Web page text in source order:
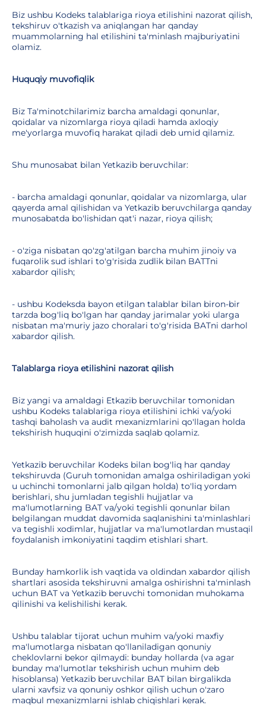
Biz ushbu Kodeks talablariga rioya etilishini nazorat qilish,
tekshiruv o'tkazish va aniqlangan har qanday
muammolarning hal etilishini ta'minlash majburiyatini
olamiz.
Huquqiy muvofiqlik
Biz Ta'minotchilarimiz barcha amaldagi qonunlar,
qoidalar va nizomlarga rioya qiladi hamda axloqiy
me'yorlarga muvofiq harakat qiladi deb umid qilamiz.
Shu munosabat bilan Yetkazib beruvchilar:
- barcha amaldagi qonunlar, qoidalar va nizomlarga, ular
qayerda amal qilishidan va Yetkazib beruvchilarga qanday
munosabatda bo'lishidan qat'i nazar, rioya qilish;
- o'ziga nisbatan qo'zg'atilgan barcha muhim jinoiy va
fuqarolik sud ishlari to'g'risida zudlik bilan BATTni
xabardor qilish;
- ushbu Kodeksda bayon etilgan talablar bilan biron-bir
tarzda bog'liq bo'lgan har qanday jarimalar yoki ularga
nisbatan ma'muriy jazo choralari to'g'risida BATni darhol
xabardor qilish.
Talablarga rioya etilishini nazorat qilish
Biz yangi va amaldagi Etkazib beruvchilar tomonidan
ushbu Kodeks talablariga rioya etilishini ichki va/yoki
tashqi baholash va audit mexanizmlarini qo'llagan holda
tekshirish huquqini o'zimizda saqlab qolamiz.
Yetkazib beruvchilar Kodeks bilan bog'liq har qanday
tekshiruvda (Guruh tomonidan amalga oshiriladigan yoki
u uchinchi tomonlarni jalb qilgan holda) to'liq yordam
berishlari, shu jumladan tegishli hujjatlar va
ma'lumotlarning BAT va/yoki tegishli qonunlar bilan
belgilangan muddat davomida saqlanishini ta'minlashlari
va tegishli xodimlar, hujjatlar va ma'lumotlardan mustaqil
foydalanish imkoniyatini taqdim etishlari shart.
Bunday hamkorlik ish vaqtida va oldindan xabardor qilish
shartlari asosida tekshiruvni amalga oshirishni ta'minlash
uchun BAT va Yetkazib beruvchi tomonidan muhokama
qilinishi va kelishilishi kerak.
Ushbu talablar tijorat uchun muhim va/yoki maxfiy
ma'lumotlarga nisbatan qo'llaniladigan qonuniy
cheklovlarni bekor qilmaydi: bunday hollarda (va agar
bunday ma'lumotlar tekshirish uchun muhim deb
hisoblansa) Yetkazib beruvchilar BAT bilan birgalikda
ularni xavfsiz va qonuniy oshkor qilish uchun o'zaro
maqbul mexanizmlarni ishlab chiqishlari kerak.